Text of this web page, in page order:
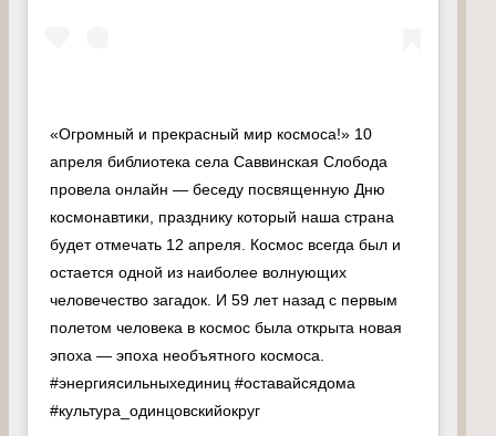
«Огромный и прекрасный мир космоса!» 10
апреля библиотека села Саввинская Слобода
провела онлайн — беседу посвященную Дню
космонавтики, празднику который наша страна
будет отмечать 12 апреля. Космос всегда был и
остается одной из наиболее волнующих
человечество загадок. И 59 лет назад с первым
полетом человека в космос была открыта новая
эпоха — эпоха необъятного космоса.
#энергиясильныхединиц #оставайсядома
#культура_одинцовскийокруг